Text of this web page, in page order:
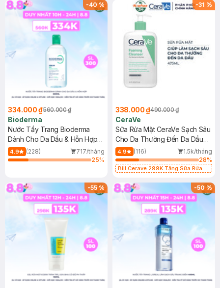
-40%
334.000 ₫560.000 ₫
Bioderma
Nước Tẩy Trang Bioderma
Dành Cho Da Dầu & Hỗn Hợp
500ml
4.9 (228)
717/tháng
25%
-31 %
338.000 ₫490.000 ₫
CeraVe
Sữa Rửa Mặt CeraVe Sạch Sâu
Cho Da Thường Đến Da Dầu
473ml
4.9 (116)
1.5k/tháng
28%
Bill Cerave 299K Tặng Sữa Rửa
-55% -50%